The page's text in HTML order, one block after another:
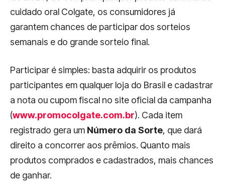
cuidado oral Colgate, os consumidores já
garantem chances de participar dos sorteios
semanais e do grande sorteio final.
Participar é simples: basta adquirir os produtos
participantes em qualquer loja do Brasil e cadastrar
a nota ou cupom fiscal no site oficial da campanha
(www.promocolgate.com.br). Cada item
registrado gera um Número da Sorte, que dará
direito a concorrer aos prêmios. Quanto mais
produtos comprados e cadastrados, mais chances
de ganhar.